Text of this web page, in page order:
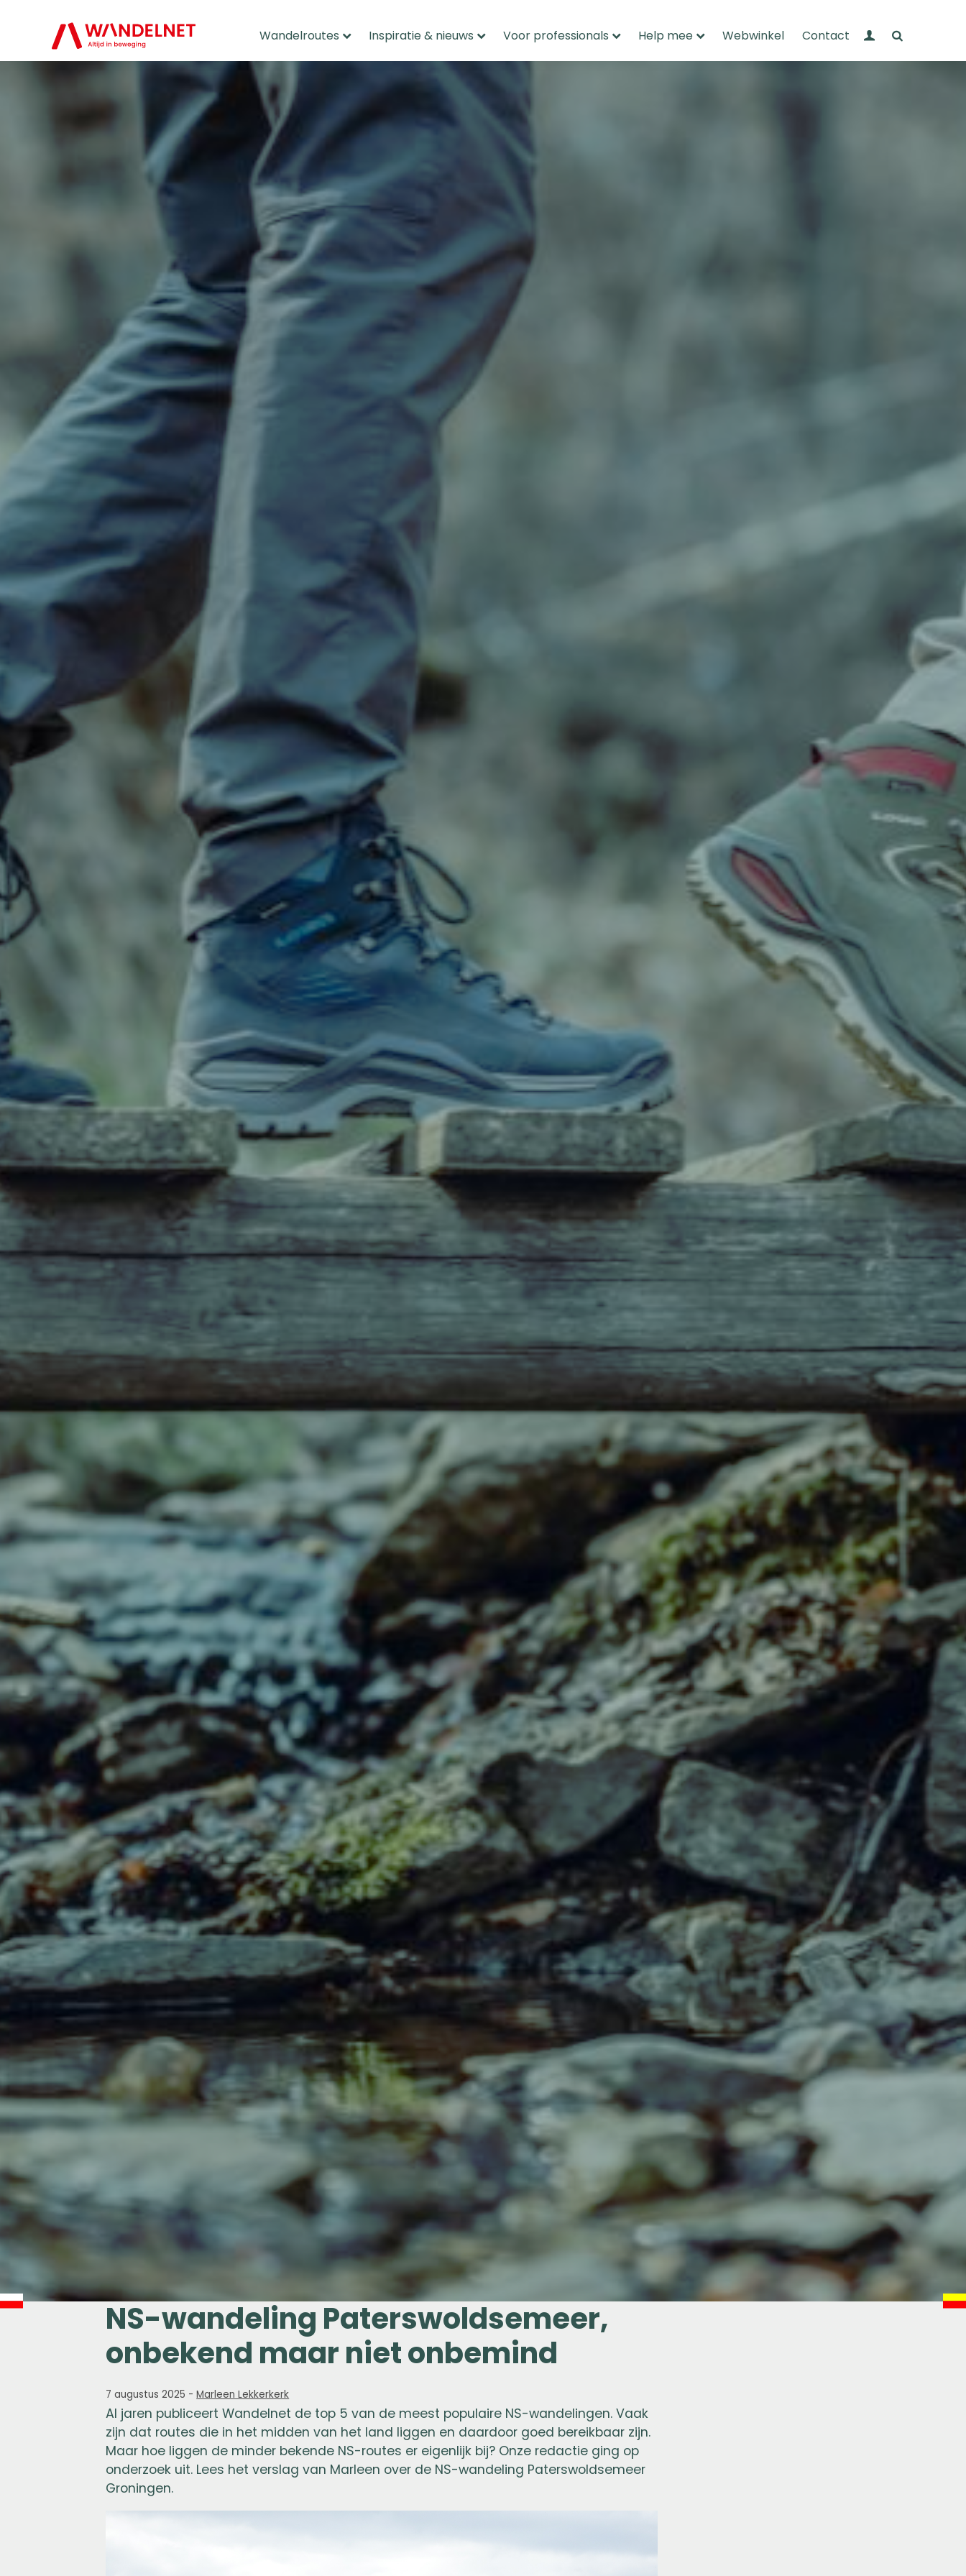
Wandelroutes Inspiratie & nieuws Voor professionals Help mee Webwinkel Contact Mijn Wandelnet
NS-wandeling Paterswoldsemeer,
onbekend maar niet onbemind
7 augustus 2025 -Marleen Lekkerkerk
Al jaren publiceert Wandelnet de top 5 van de meest populaire NS-wandelingen. Vaak
zijn dat routes die in het midden van het land liggen en daardoor goed bereikbaar zijn.
Maar hoe liggen de minder bekende NS-routes er eigenlijk bij? Onze redactie ging op
onderzoek uit. Lees het verslag van Marleen over de NS-wandeling Paterswoldsemeer
Groningen.